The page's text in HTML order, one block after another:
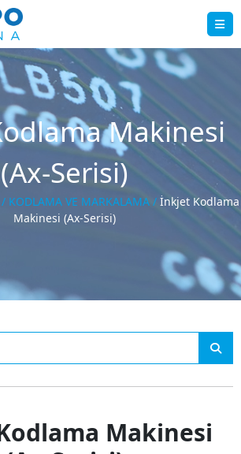
Makinesi
(Ax-Serisi)
/ KODLAMA VE MARKALAMA / İnkjet Kodlama
Makinesi (Ax-Serisi)
Makinesi